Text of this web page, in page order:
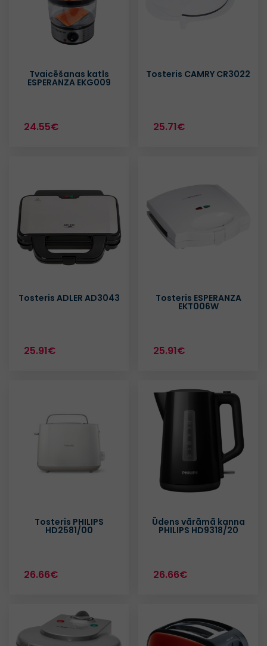
Tvaicēšanas katls
ESPERANZA EKG009
24.55€
Tosteris CAMRY CR3022
25.71€
Tosteris ADLER AD3043
25.91€
Tosteris ESPERANZA
EKT006W
25.91€
Tosteris PHILIPS
HD2581/00
26.66€
Ūdens vārāmā kanna
PHILIPS HD9318/20
26.66€